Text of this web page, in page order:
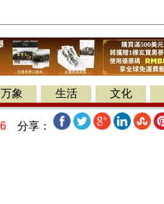
万象 生活 文化
分享：